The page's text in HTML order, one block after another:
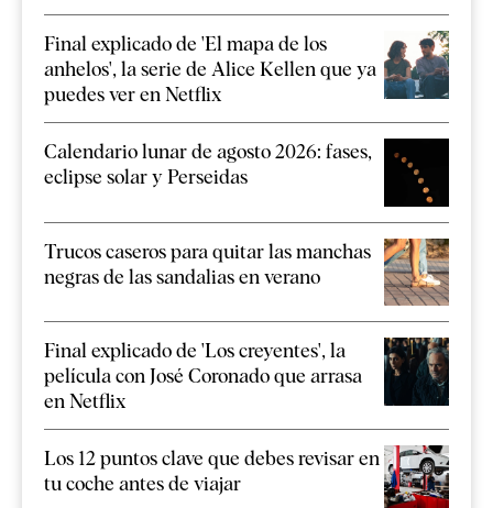
Final explicado de 'El mapa de los
anhelos', la serie de Alice Kellen que ya
puedes ver en Netflix
Calendario lunar de agosto 2026: fases,
eclipse solar y Perseidas
Trucos caseros para quitar las manchas
negras de las sandalias en verano
Final explicado de 'Los creyentes', la
película con José Coronado que arrasa
en Netflix
Los 12 puntos clave que debes revisar en
tu coche antes de viajar